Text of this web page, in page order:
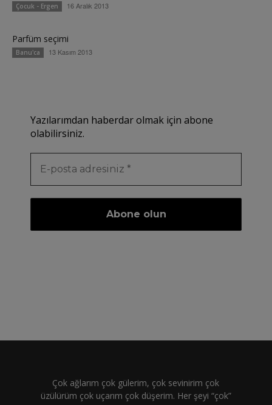
Çocuk - Ergen 16 Aralık 2013
Parfüm seçimi
Banu'ca 13 Kasım 2013
Yazılarımdan haberdar olmak için abone
olabilirsiniz.
Çok ağlarım çok gülerim, çok sevinirim çok
üzülürüm çok uçarım çok düşerim. Her şeyi “çok”